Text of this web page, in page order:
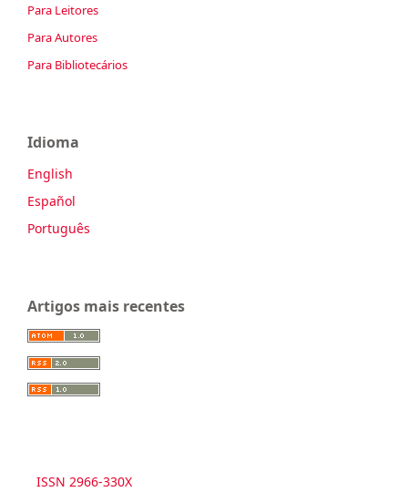
Para Leitores
Para Autores
Para Bibliotecários
Idioma
English
Español
Português
Artigos mais recentes
ISSN 2966-330X